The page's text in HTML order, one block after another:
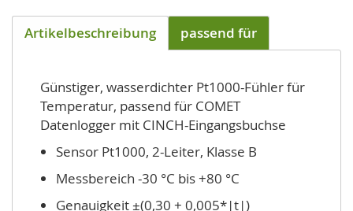
Artikelbeschreibung passend für
Günstiger, wasserdichter Pt1000-Fühler für
Temperatur, passend für COMET
Datenlogger mit CINCH-Eingangsbuchse
Sensor Pt1000, 2-Leiter, Klasse B
Messbereich -30 °C bis +80 °C
Genauigkeit ±(0,30 + 0,005*|t|)